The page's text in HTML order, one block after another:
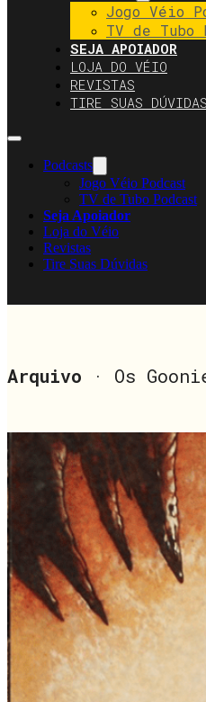
Jogo Véio
TV de Tubo
SEJA APOIADOR
LOJA DO VÉIO
REVISTAS
TIRE SUAS DÚVIDAS
Podcasts
Jogo Véio Podcast
TV de Tubo Podcast
Seja Apoiador
Loja do Véio
Revistas
Tire Suas Dúvidas
Arquivo · Os